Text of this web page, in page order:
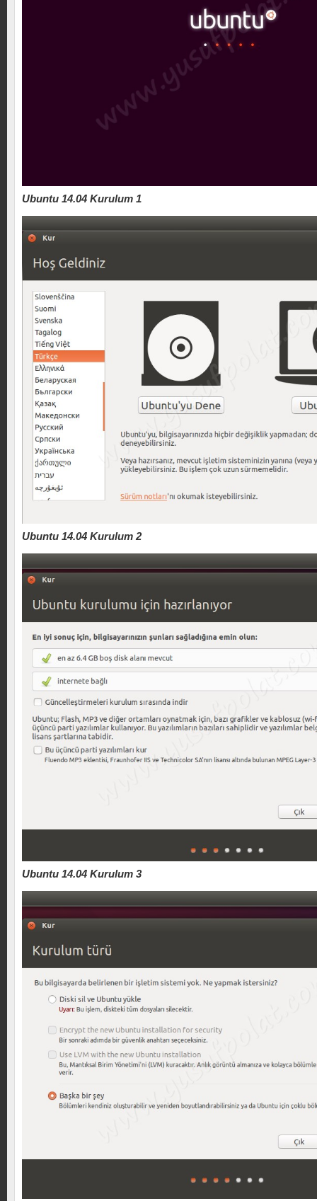
Ubuntu 14.04 Kurulum 1
Ubuntu 14.04 Kurulum 2
Ubuntu 14.04 Kurulum 3